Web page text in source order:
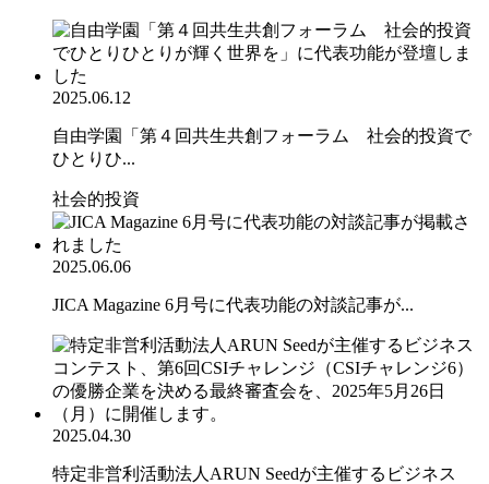
2025.06.12
自由学園「第４回共生共創フォーラム 社会的投資で
ひとりひ...
社会的投資
2025.06.06
JICA Magazine 6月号に代表功能の対談記事が...
2025.04.30
特定非営利活動法人ARUN Seedが主催するビジネス